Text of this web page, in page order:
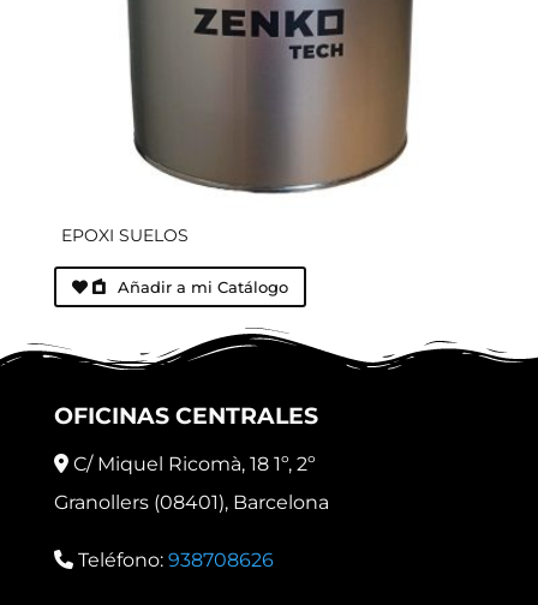
EPOXI SUELOS
Añadir a mi Catálogo
OFICINAS CENTRALES
C/ Miquel Ricomà, 18 1º, 2º
Granollers (08401), Barcelona
Teléfono: 938708626